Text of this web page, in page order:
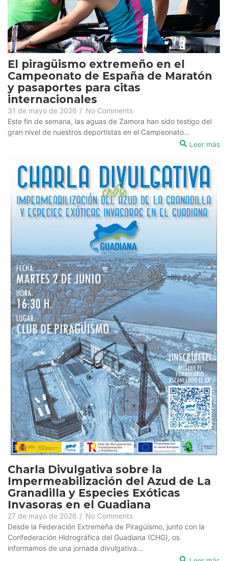
El piragüismo extremeño en el
Campeonato de España de Maratón
y pasaportes para citas
internacionales
31 de mayo de 2026 / No Comments
Este fin de semana, las aguas de Zamora han sido testigo del
gran nivel de nuestros deportistas en el Campeonato...
Leer más
Charla Divulgativa sobre la
Impermeabilización del Azud de La
Granadilla y Especies Exóticas
Invasoras en el Guadiana
27 de mayo de 2026 / No Comments
Desde la Federación Extremeña de Piragüismo, junto con la
Confederación Hidrográfica del Guadiana (CHG), os
informamos de una jornada divulgativa...